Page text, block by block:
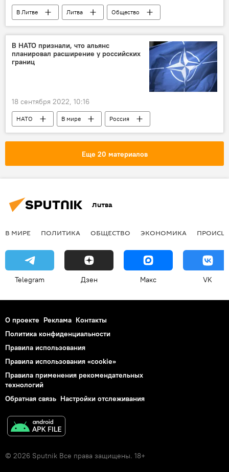
В Литве Литва
Общество
Пандемия коронавируса в Литве и других странах
коронавирус
В НАТО признали, что альянс
планировал расширение у российских
границ
18 сентября 2022, 10:16
НАТО В мире Россия
Еще 20 материалов
Литва
В МИРЕ ПОЛИТИКА ОБЩЕСТВО ЭКОНОМИКА
Telegram Дзен Макс VK
О проекте Реклама Контакты
Политика конфиденциальности
Правила использования
Правила использования «cookie»
Правила применения рекомендательных
технологий
Обратная связь Настройки отслеживания
© 2026 Sputnik Все права защищены. 18+